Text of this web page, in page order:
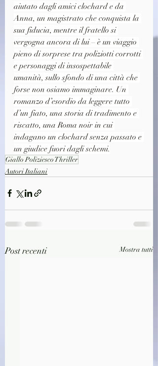
aiutato dagli amici clochard e da
Anna, un magistrato che conquista la
sua fiducia, mentre il fratello si
vergogna ancora di lui – è un viaggio
pieno di sorprese tra poliziotti corrotti
e personaggi di insospettabile
umanità, sullo sfondo di una città che
forse non osiamo immaginare. Un
romanzo d’esordio da leggere tutto
d’un fiato, una storia di tradimento e
riscatto, una Roma noir in cui
indagano un clochard senza passato e
un giudice fuori dagli schemi.
Giallo Poliziesco Thriller
Autori Italiani
Post recenti Mostra tutti